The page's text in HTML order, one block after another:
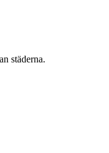
städerna.